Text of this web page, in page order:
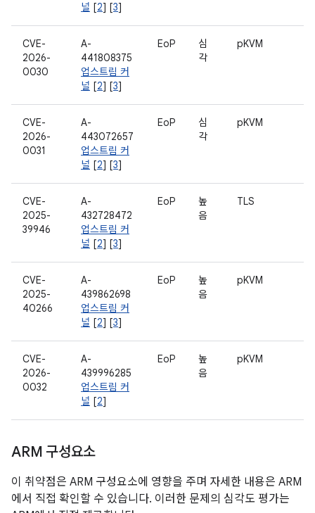
널 [2] [3]
CVE-
2026-
0030
A-
441808375
업스트림 커
널 [2] [3]
EoP
심
각
pKVM
CVE-
2026-
0031
A-
443072657
업스트림 커
널 [2] [3]
EoP
심
각
pKVM
CVE-
2025-
39946
A-
432728472
업스트림 커
널 [2] [3]
EoP
높
음
TLS
CVE-
2025-
40266
A-
439862698
업스트림 커
널 [2] [3]
EoP
높
음
pKVM
CVE-
2026-
0032
A-
439996285
업스트림 커
널 [2]
EoP
높
음
pKVM
ARM 구성요소
이 취약점은 ARM 구성요소에 영향을 주며 자세한 내용은 ARM
에서 직접 확인할 수 있습니다. 이러한 문제의 심각도 평가는